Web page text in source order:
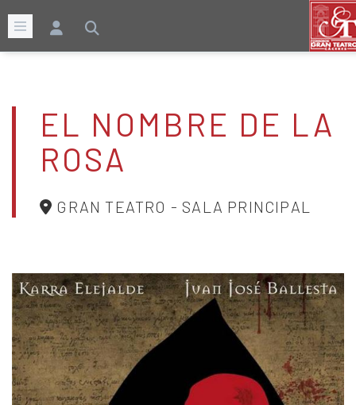
EL NOMBRE DE LA
ROSA
GRAN TEATRO - SALA PRINCIPAL